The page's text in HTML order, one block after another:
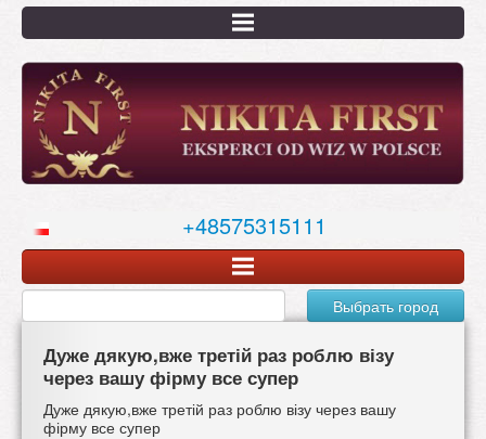
Перейти
основному
содержанию
+48575315111
Выбрать город
Дуже дякую,вже третій раз роблю візу
через вашу фірму все супер
Дуже дякую,вже третій раз роблю візу через вашу
фірму все супер